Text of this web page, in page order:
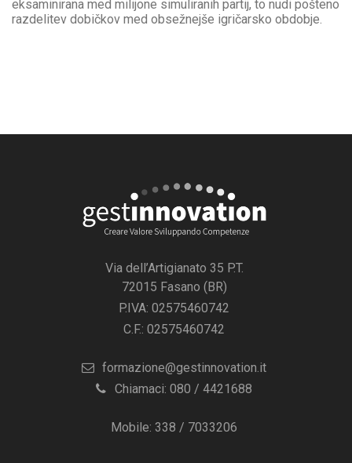
eksaminirana med milijone simuliranih partij, to nudi pošteno
razdelitev dobičkov med obsežnejše igričarsko obdobje.
Via dell’Artigianato 35 P.T.
72015 Fasano (BR)
P.IVA: 02575460742
C.F.: 02575460742
formazione@gestinnovation.it
Chiamaci: 080 / 4421688
Mobile: 338 / 7033206